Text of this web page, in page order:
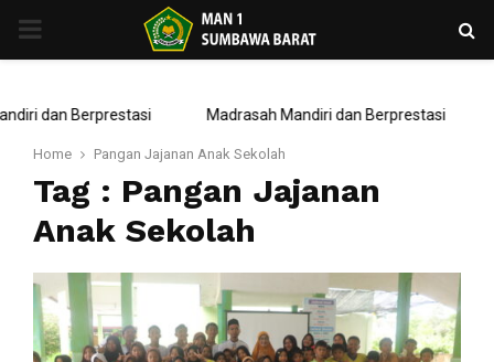
PRIMARY
dan Berprestasi Madrasah Mandiri dan Berprestasi
Home Pangan Jajanan Anak Sekolah
Tag : Pangan Jajanan
Anak Sekolah